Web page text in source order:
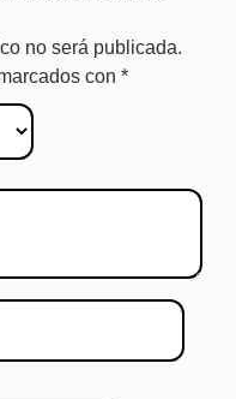
no será publicada.
con *